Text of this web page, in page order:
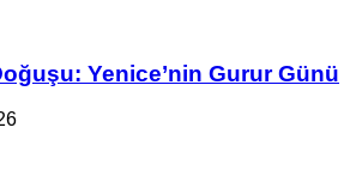
Ye­ni­ce’nin Gurur Günü